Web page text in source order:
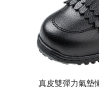
真皮雙彈力氣墊